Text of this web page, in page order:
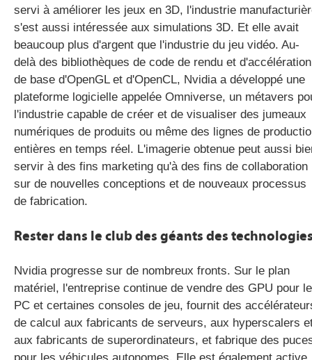
servi à améliorer les jeux en 3D, l'industrie
s'est aussi intéressée aux simulations 3D. Et elle avait
beaucoup plus d'argent que l'industrie du jeu vidéo. Au-
delà des bibliothèques de code de rendu et d'accélération
de base d'OpenGL et d'OpenCL, Nvidia a développé une
plateforme logicielle appelée Omniverse, un métavers
l'industrie capable de créer et de visualiser des jumeaux
numériques de produits ou même des lignes de
entières en temps réel. L'imagerie obtenue peut aussi
servir à des fins marketing qu'à des fins de collaboration
sur de nouvelles conceptions et de nouveaux processus
de fabrication.
Rester dans le club des géants des
Nvidia progresse sur de nombreux fronts. Sur le plan
matériel, l'entreprise continue de vendre des GPU pour
PC et certaines consoles de jeu, fournit des
de calcul aux fabricants de serveurs, aux hyperscalers
aux fabricants de superordinateurs, et fabrique des